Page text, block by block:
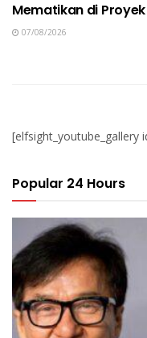
Mematikan di
07/08/2026
[elfsight_youtube_gallery
Popular 24 Hours